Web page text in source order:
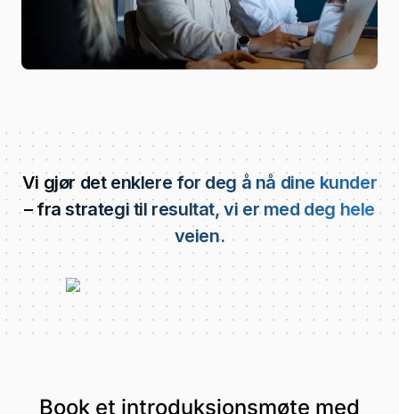
Vi gjør det enklere for deg å nå dine kunder
– fra strategi til resultat, vi er med deg hele
veien.
Book et introduksjonsmøte med